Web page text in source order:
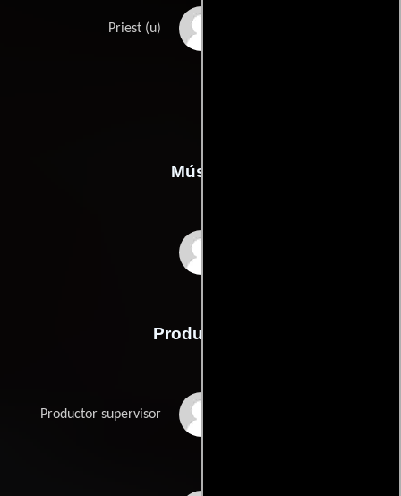
Priest (u)
Música
Producción
Productor supervisor